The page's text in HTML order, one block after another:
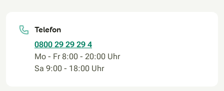
Telefon
0800 29 29 29 4
Mo - Fr 8:00 - 20:00 Uhr
Sa 9:00 - 18:00 Uhr